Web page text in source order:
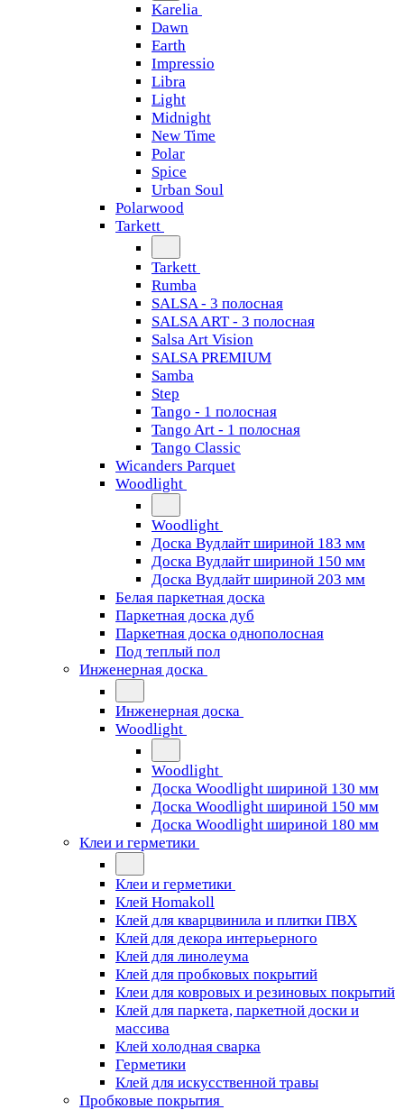
Karelia
Dawn
Earth
Impressio
Libra
Light
Midnight
New Time
Polar
Spice
Urban Soul
Polarwood
Tarkett
Tarkett
Rumba
SALSA - 3 полосная
SALSA ART - 3 полосная
Salsa Art Vision
SALSA PREMIUM
Samba
Step
Tango - 1 полосная
Tango Art - 1 полосная
Tango Classiс
Wicanders Parquet
Woodlight
Woodlight
Доска Вудлайт шириной 183 мм
Доска Вудлайт шириной 150 мм
Доска Вудлайт шириной 203 мм
Белая паркетная доска
Паркетная доска дуб
Паркетная доска однополосная
Под теплый пол
Инженерная доска
Инженерная доска
Woodlight
Woodlight
Доска Woodlight шириной 130 мм
Доска Woodlight шириной 150 мм
Доска Woodlight шириной 180 мм
Клеи и герметики
Клеи и герметики
Клей Homakoll
Клей для кварцвинила и плитки ПВХ
Клей для декора интерьерного
Клей для линолеума
Клей для пробковых покрытий
Клеи для ковровых и резиновых покрытий
Клей для паркета, паркетной доски и
массива
Клей холодная сварка
Герметики
Клей для искусственной травы
Пробковые покрытия